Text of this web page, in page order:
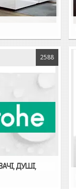
2588
ДУШІ,